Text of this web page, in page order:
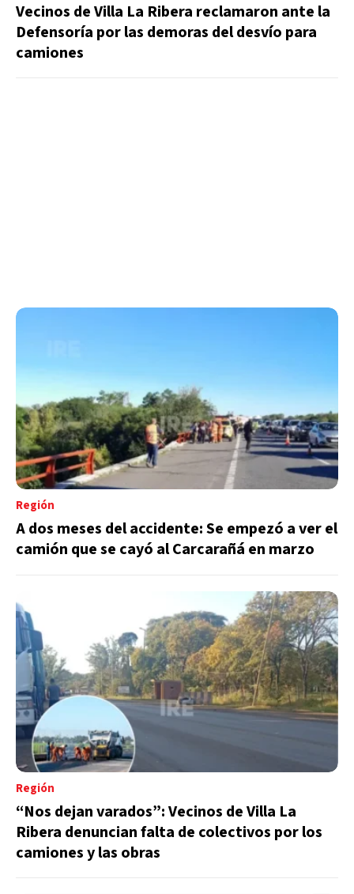
Vecinos de Villa La Ribera reclamaron ante la
Defensoría por las demoras del desvío para
camiones
Región
A dos meses del accidente: Se empezó a ver el
camión que se cayó al Carcarañá en marzo
Región
“Nos dejan varados”: Vecinos de Villa La
Ribera denuncian falta de colectivos por los
camiones y las obras